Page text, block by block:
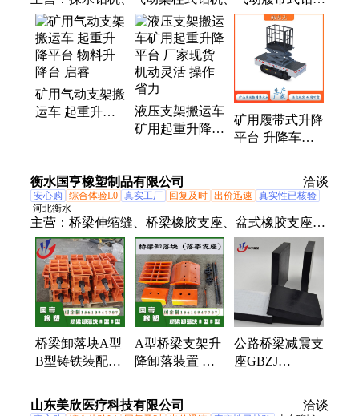
机、液压支架搬运车、矿山平板车升降机、液压升降
车、矿用履带式升降平台、矿用起重升降平台、可移
动矿山升降机、矿山升降平台平板车、液压回转钻
机、煤矿用深孔钻机、全液压坑道钻机、气动履带式
平板车、履带式全液压钻机、抓管车、管路辅助安装
车、矿用气动管路安装车、矿用气动抓管车、抓举
车、矿用气动抓举车、矿用平板车、地质钻孔用坑道
矿用气动支架搬
运车 起重升降
液压支架搬运车
矿用起重升降平
力
矿用履带式升降
平台 升降车厂
运速快成本低
启睿
衡水国亨橡塑制品有限公司 洽谈
安心购 综合体验L0 真实工厂 回复及时 出价迅速
真实性已核验
河北衡水
主营： 桥梁伸缩缝、桥梁橡胶支座、盆式橡胶支座、
升降支座、板式橡胶支座、建筑支座、橡胶止水带、
网架球铰支座、球型钢支座、单组份聚硫密封胶、双
组份聚硫密封胶、双组份聚氨酯密封胶、单组份聚氨
酯密封胶、橡胶气囊、遇水膨胀止水胶、管道封堵气
囊、建筑隔震软管
桥梁卸落块A型
B型铸铁装配式
高调节升降支座
A型桥梁支架升
降卸落装置 国
固型B型卸落块
公路桥梁减震支
座GBZJ
形板式橡胶支座
山东美欣医疗科技有限公司 洽谈